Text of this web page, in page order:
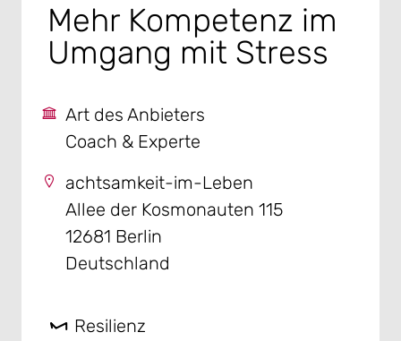
Mehr Kompetenz im
Umgang mit Stress
Art des Anbieters
Coach & Experte
achtsamkeit-im-Leben
Allee der Kosmonauten 115
12681 Berlin
Deutschland
Resilienz